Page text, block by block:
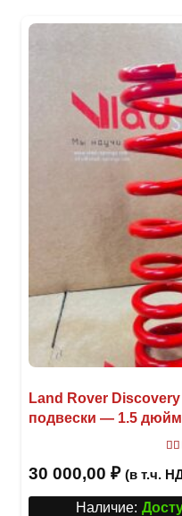
Land Rover
подвески — 1.5
30 000,00 ₽ (в т.ч.
Наличие: